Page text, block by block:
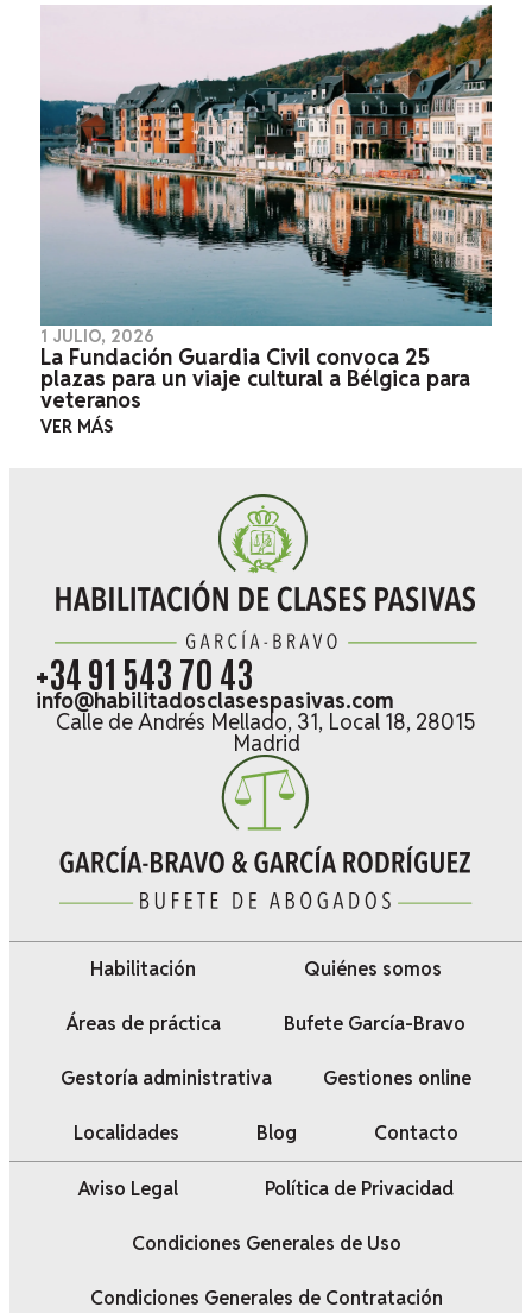
1 JULIO, 2026
La Fundación Guardia Civil convoca 25
plazas para un viaje cultural a Bélgica para
veteranos
VER MÁS
+34 91 543 70 43
info@habilitadosclasespasivas.com
Calle de Andrés Mellado, 31, Local 18, 28015
Madrid
Habilitación Quiénes somos
Áreas de práctica Bufete García-Bravo
Gestoría administrativa Gestiones online
Localidades Blog Contacto
Aviso Legal Política de Privacidad
Condiciones Generales de Uso
Condiciones Generales de Contratación